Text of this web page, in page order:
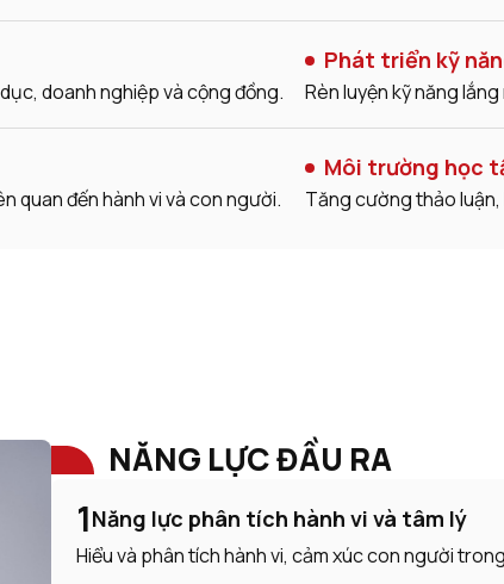
doanh nghiệp và cộng đồng.
Phát triển kỹ
Rèn luyện kỹ năng
quan đến hành vi và con người.
Môi trường học
Tăng cường thảo
NĂNG LỰC ĐẦU RA
1Năng lực phân tích hành vi và tâm lý
Hiểu và phân tích hành vi, cảm xúc con người